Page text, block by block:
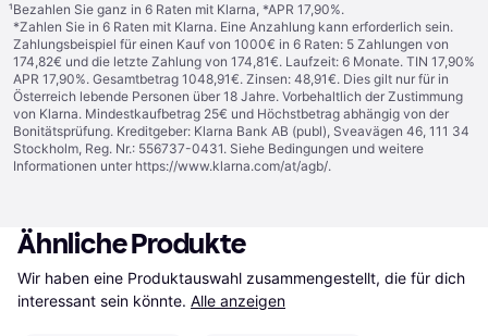
¹Bezahlen Sie ganz in 6 Raten mit Klarna, *APR 17,90%.
*Zahlen Sie in 6 Raten mit Klarna. Eine Anzahlung kann erforderlich sein.
Zahlungsbeispiel für einen Kauf von 1000€ in 6 Raten: 5 Zahlungen von
174,82€ und die letzte Zahlung von 174,81€. Laufzeit: 6 Monate. TIN 17,90%
APR 17,90%. Gesamtbetrag 1048,91€. Zinsen: 48,91€. Dies gilt nur für in
Österreich lebende Personen über 18 Jahre. Vorbehaltlich der Zustimmung
von Klarna. Mindestkaufbetrag 25€ und Höchstbetrag abhängig von der
Bonitätsprüfung. Kreditgeber: Klarna Bank AB (publ), Sveavägen 46, 111 34
Stockholm, Reg. Nr.: 556737-0431. Siehe Bedingungen und weitere
Informationen unter https://www.klarna.com/at/agb/.
Ähnliche Produkte
Wir haben eine Produktauswahl zusammengestellt, die für dich
interessant sein könnte. Alle anzeigen